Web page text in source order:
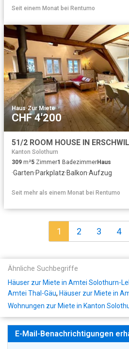
Seit einem Monat bei Rentumo
Haus·Zur Miete
CHF 4'200
51/2 ROOM HOUSE IN
Kanton Solothurn
309 m²5 Zimmer1 BadezimmerHaus
·Garten·Parkplatz·Balkon·Aufzug
Seit mehr als einem Monat bei Rentumo
1 2 3 4
Ähnliche Suchbegriffe
Häuser zur Miete in Amtei Solothurn-
Amtei Thal-Gäu, Häuser zur Miete in
Wohnungen zur Miete in Kanton
E-Mail-Benachrichtigungen